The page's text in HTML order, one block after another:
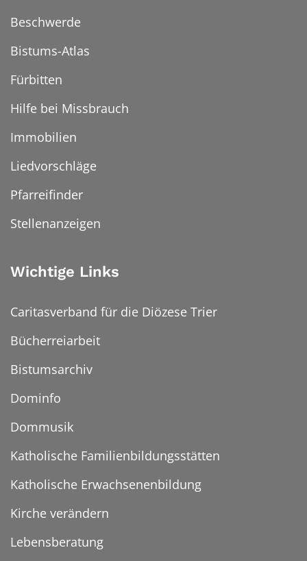
Beschwerde
Bistums-Atlas
Fürbitten
Hilfe bei Missbrauch
Immobilien
Liedvorschläge
Pfarreifinder
Stellenanzeigen
Wichtige Links
Caritasverband für die Diözese Trier
Bücherreiarbeit
Bistumsarchiv
Dominfo
Dommusik
Katholische Familienbildungsstätten
Katholische Erwachsenenbildung
Kirche verändern
Lebensberatung